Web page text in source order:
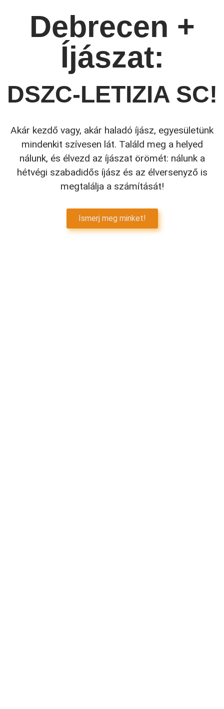
Debrecen +
Íjászat:
DSZC-LETIZIA SC!
Akár kezdő vagy, akár haladó íjász, egyesületünk
mindenkit szívesen lát. Találd meg a helyed
nálunk, és élvezd az íjászat örömét: nálunk a
hétvégi szabadidős íjász és az élversenyző is
megtalálja a számítását!
Ismerj meg minket!